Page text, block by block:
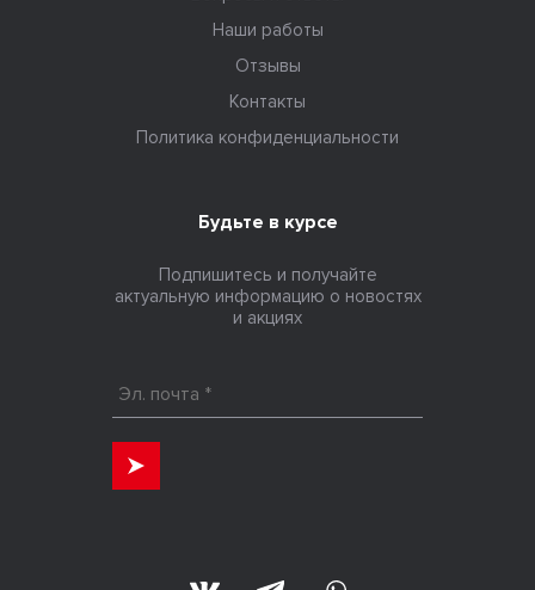
Наши работы
Отзывы
Контакты
Политика конфиденциальности
Будьте в курсе
Подпишитесь и получайте
актуальную информацию о новостях
и акциях